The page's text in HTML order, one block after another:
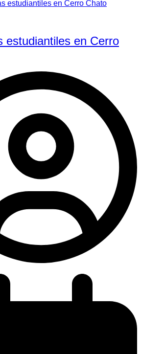
estudiantiles en Cerro